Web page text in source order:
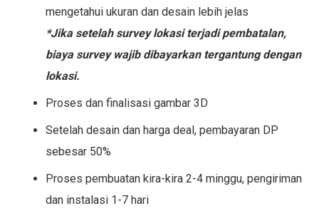
mengetahui ukuran dan desain lebih jelas
*Jika setelah survey lokasi terjadi pembatalan,
biaya survey wajib dibayarkan tergantung dengan
lokasi.
Proses dan finalisasi gambar 3D
Setelah desain dan harga deal, pembayaran DP
sebesar 50%
Proses pembuatan kira-kira 2-4 minggu, pengiriman
dan instalasi 1-7 hari